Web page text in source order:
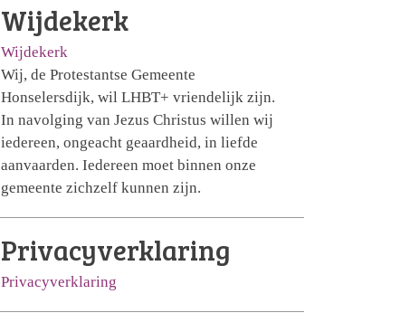
Wijdekerk
Wijdekerk
Wij, de Protestantse Gemeente
Honselersdijk, wil LHBT+ vriendelijk zijn.
In navolging van Jezus Christus willen wij
iedereen, ongeacht geaardheid, in liefde
aanvaarden. Iedereen moet binnen onze
gemeente zichzelf kunnen zijn.
Privacyverklaring
Privacyverklaring